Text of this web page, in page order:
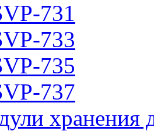
731
733
735
737
хранения